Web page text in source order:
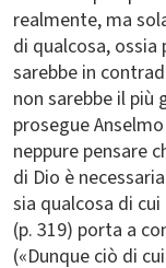
realmente, ma
di qualcosa, ossia
sarebbe in
non sarebbe il
prosegue
neppure pensare
di Dio è
sia qualcosa di
(p. 319) porta a
(«Dunque ciò di